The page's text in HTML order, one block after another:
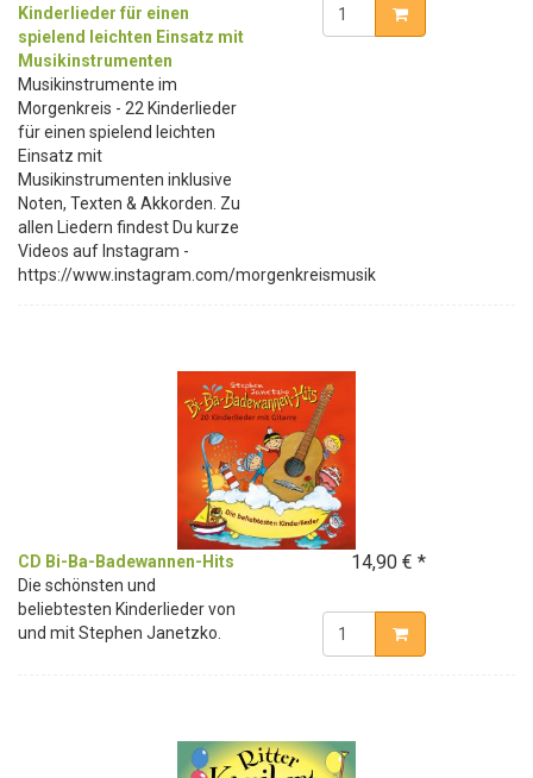
Kinderlieder für einen
spielend leichten Einsatz mit
Musikinstrumenten
Musikinstrumente im
Morgenkreis - 22 Kinderlieder
für einen spielend leichten
Einsatz mit
Musikinstrumenten inklusive
Noten, Texten & Akkorden. Zu
allen Liedern findest Du kurze
Videos auf Instagram -
https://www.instagram.com/morgenkreismusik
CD Bi-Ba-Badewannen-Hits
Die schönsten und
beliebtesten Kinderlieder von
und mit Stephen Janetzko.
14,90 € *